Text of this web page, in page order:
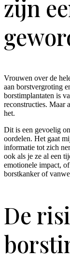
zijn
Vrouwen over de
aan borstvergroting
borstimplantaten is
reconstructies. Maar
het.
Dit is een gevoelig
oordelen. Het gaat
informatie tot zich
ook als je ze al een
emotionele impact,
borstkanker of
De